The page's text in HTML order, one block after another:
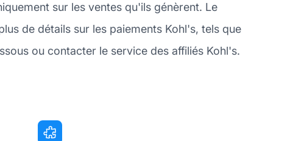
sur les ventes qu'ils génèrent. Le
de détails sur les paiements Kohl's, tels que
ou contacter le service des affiliés Kohl's.